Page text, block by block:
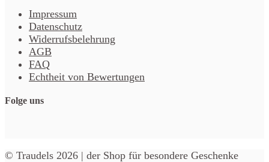
Impressum
Datenschutz
Widerrufsbelehrung
AGB
FAQ
Echtheit von Bewertungen
Folge uns
© Traudels 2026 | der Shop für besondere Geschenke